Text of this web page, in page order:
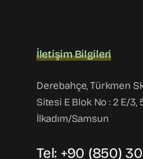
İletişim Bilgileri
Derebahçe, Türkmen
Sitesi E Blok No : 2 E/3,
İlkadım/Samsun
Tel: +90 (850)